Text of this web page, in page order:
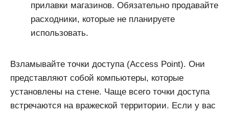
прилавки магазинов. Обязательно продавайте
расходники, которые не планируете
использовать.
Взламывайте точки доступа (Access Point). Они
представляют собой компьютеры, которые
установлены на стене. Чаще всего точки доступа
встречаются на вражеской территории. Если у вас